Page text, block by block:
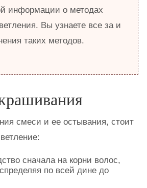
информации о методах
Вы узнаете все за и
таких методов.
смеси и ее остывания, стоит
сначала на корни волос,
по всей дине до